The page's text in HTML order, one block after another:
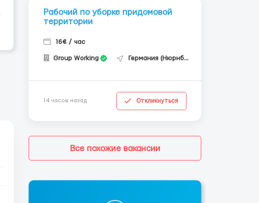
Рабочий по уборке придомовой
территории
16€ / час
Group Working Германия (Нюрнберг)
14 часов назад Откликнуться
Все похожие вакансии